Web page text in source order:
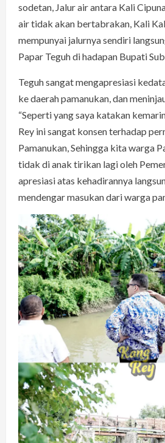
sodetan, Jalur air antara Kali
air tidak akan bertabrakan, Kali
mempunyai jalurnya sendiri
Papar Teguh di hadapan Bupati
Teguh sangat mengapresiasi
ke daerah pamanukan, dan
“Seperti yang saya katakan
Rey ini sangat konsen terhadap
Pamanukan, Sehingga kita warga
tidak di anak tirikan lagi oleh
apresiasi atas kehadirannya
mendengar masukan dari warga